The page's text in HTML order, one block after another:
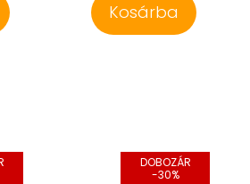
Kosárba
DOBOZÁR
-30%